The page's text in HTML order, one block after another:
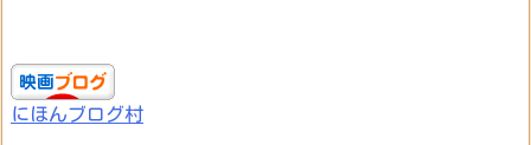
にほんブログ村